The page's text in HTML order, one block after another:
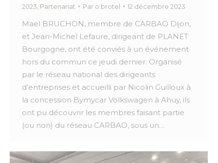
2023 Partenariat Par o.brotel 12 décembre 2023
Mael BRUCHON, membre de CARBAO Dijon,
et Jean-Michel Lefaure, dirigeant de PLANET
Bourgogne, ont été conviés à un événement
hors du commun ce jeudi dernier. Organisé
par le réseau national des dirigeants
d’entreprises et accueilli par Nicolin Guilloux à
la concession Bymycar Volkswagen à Ahuy, ils
ont pu découvrir les membres faisant partie
(ou non) du réseau CARBAO, sous un…